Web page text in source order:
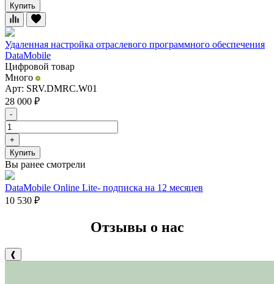
Купить
Удаленная настройка отраслевого программного обеспечения
DataMobile
Цифровой товар
Много
Арт: SRV.DMRC.W01
28 000 ₽
-
+
Купить
Вы ранее смотрели
DataMobile Online Lite- подписка на 12 месяцев
10 530 ₽
Отзывы о нас
❰